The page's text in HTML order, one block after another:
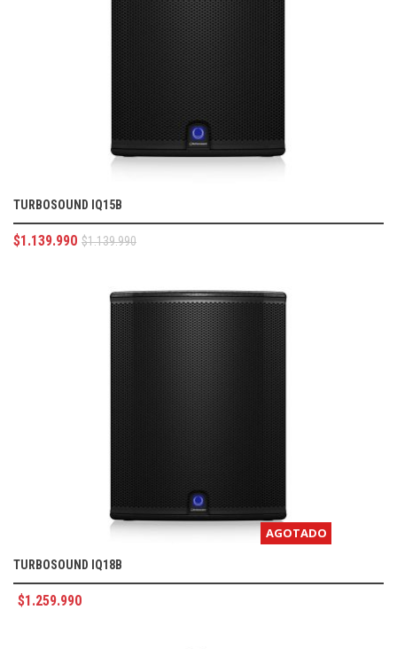
TURBOSOUND IQ15B
$1.139.990
$1.139.990
AGOTADO
TURBOSOUND IQ18B
$1.259.990